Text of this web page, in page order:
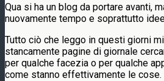
Qua si ha un blog da portare avanti,
nuovamente tempo e soprattutto
Tutto ciò che leggo in questi giorni
stancamente pagine di giornale
per qualche facezia o per qualche
come stanno effettivamente le cose.